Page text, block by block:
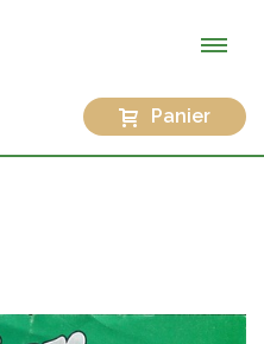
Panier